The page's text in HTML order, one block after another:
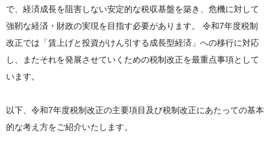
で、経済成長を阻害しない安定的な税収基盤を築き、危機に対して
強靭な経済・財政の実現を目指す必要があります。 令和7年度税制
改正では「賃上げと投資がけん引する成長型経済」への移行に対応
し、またそれを発展させていくための税制改正を最重点事項として
います。
以下、令和7年度税制改正の主要項目及び税制改正にあたっての基本
的な考え方をご紹介いたします。